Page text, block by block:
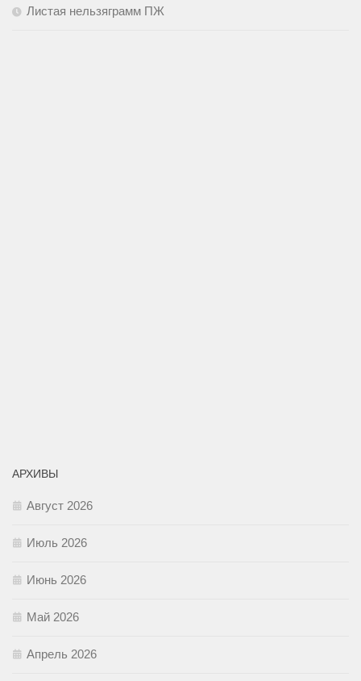
Листая нельзяграмм ПЖ
АРХИВЫ
Август 2026
Июль 2026
Июнь 2026
Май 2026
Апрель 2026